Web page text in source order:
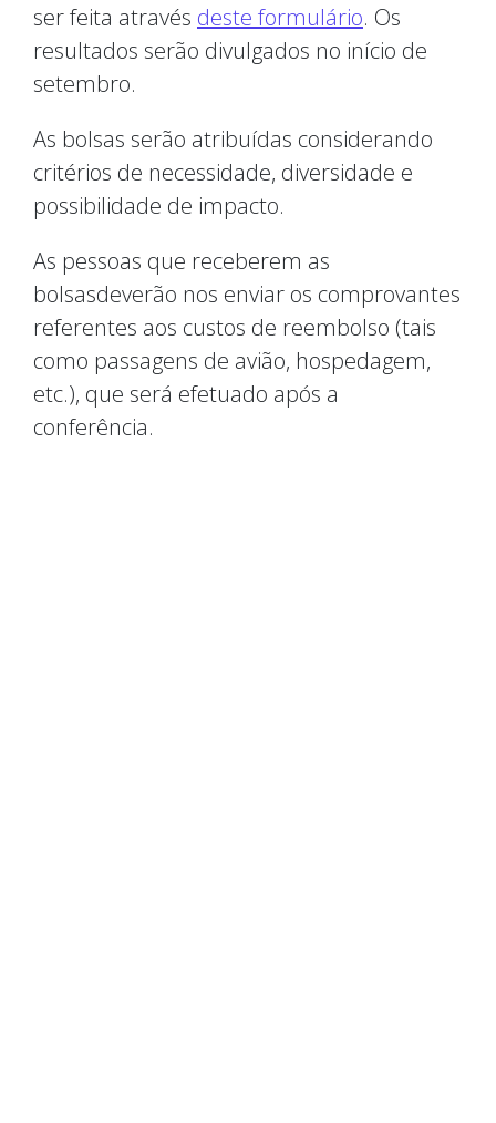
ser feita através deste formulário. Os
resultados serão divulgados no início de
setembro.
As bolsas serão atribuídas considerando
critérios de necessidade, diversidade e
possibilidade de impacto.
As pessoas que receberem as
bolsasdeverão nos enviar os comprovantes
referentes aos custos de reembolso (tais
como passagens de avião, hospedagem,
etc.), que será efetuado após a
conferência.